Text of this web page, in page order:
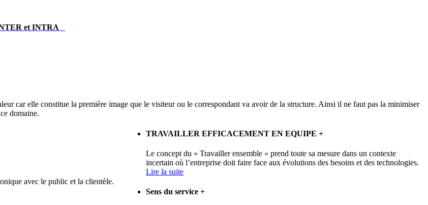
et INTRA
car elle constitue la première image que le visiteur ou le correspondant va avoir de la structure. Ainsi il ne faut pas la minimiser
domaine.
avec le public et la clientèle.
TRAVAILLER EFFICACEMENT EN EQUIPE +
Le concept du « Travailler ensemble » prend toute sa mesure dans un contexte
incertain où l’entreprise doit faire face aux évolutions des besoins et des technologies.
Lire la suite
Sens du service +